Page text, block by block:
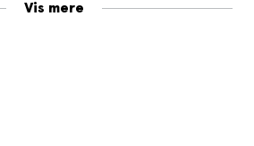
i hjernen”, der fastholder
Vis mere